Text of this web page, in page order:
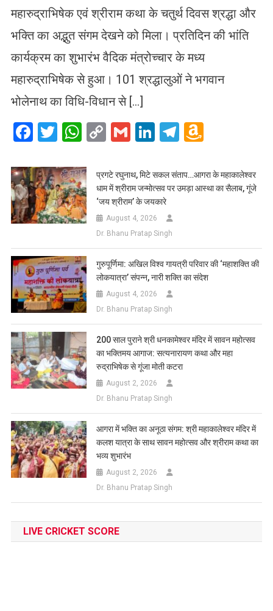
महारुद्राभिषेक एवं श्रीराम कथा के चतुर्थ दिवस श्रद्धा और
भक्ति का अद्भुत संगम देखने को मिला। प्रतिदिन की भांति
कार्यक्रम का शुभारंभ वैदिक मंत्रोच्चार के मध्य
महारुद्राभिषेक से हुआ। 101 श्रद्धालुओं ने भगवान
भोलेनाथ का विधि-विधान से […]
Facebook
Twitter
WhatsApp
CopyGmailLinkedIn
Telegram
List
प्रगटे रघुनाथ, मिटे सकल संताप…आगरा के महाकालेश्वर
धाम में श्रीराम जन्मोत्सव पर उमड़ा आस्था का सैलाब, गूंजे
‘जय श्रीराम’ के जयकारे
August 4, 2026
Dr. Bhanu Pratap Singh
गुरुपूर्णिमा: अखिल विश्व गायत्री परिवार की ‘महाशक्ति की
लोकयात्रा’ संपन्न, नारी शक्ति का संदेश
August 4, 2026
Dr. Bhanu Pratap Singh
200 साल पुराने श्री धनकामेश्वर मंदिर में सावन महोत्सव
का भक्तिमय आगाज: सत्यनारायण कथा और महा
रुद्राभिषेक से गूंजा मोती कटरा
August 2, 2026
Dr. Bhanu Pratap Singh
आगरा में भक्ति का अनूठा संगम: श्री महाकालेश्वर मंदिर में
कलश यात्रा के साथ सावन महोत्सव और श्रीराम कथा का
भव्य शुभारंभ
August 2, 2026
Dr. Bhanu Pratap Singh
LIVE CRICKET SCORE